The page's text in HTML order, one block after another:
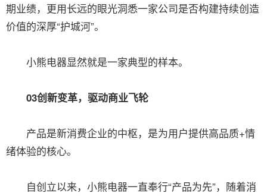
期业绩，更用长远的眼光洞悉一家公司是否构建持续创造
价值的深厚“护城河”。
小熊电器显然就是一家典型的样本。
03创新变革，驱动商业飞轮
产品是新消费企业的中枢，是为用户提供高品质+情
绪体验的核心。
自创立以来，小熊电器一直奉行“产品为先”，随着消